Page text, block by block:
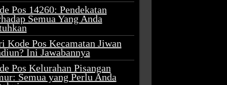
Pos 14260: Pendekatan
Semua Yang Anda
Kode Pos Kecamatan Jiwan
Ini Jawabannya
Pos Kelurahan Pisangan
Semua yang Perlu Anda